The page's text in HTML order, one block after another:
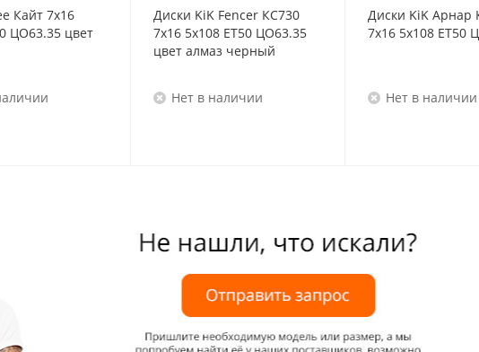
Кайт 7x16
ЦО63.35 цвет
Диски KiK Fencer КС730
7x16 5x108 ET50 ЦО63.35
цвет алмаз черный
Нет в наличии
Диски KiK Арнар
7x16 5x108 ET50
Нет в наличии